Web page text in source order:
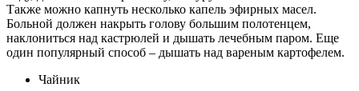
Также можно капнуть несколько капель эфирных масел.
Больной должен накрыть голову большим полотенцем,
наклониться над кастрюлей и дышать лечебным паром. Еще
один популярный способ – дышать над вареным картофелем.
Чайник